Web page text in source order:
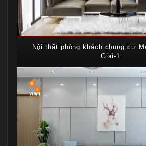
Nội thất phòng khách chung cư
Giai-1